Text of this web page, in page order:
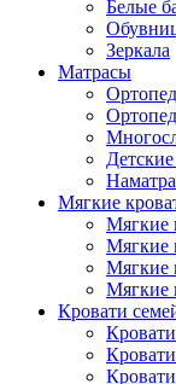
Белые
Зеркала
Матрасы
Мягкие
Мягкие
Мягкие
Мягкие
Мягкие
Кровати